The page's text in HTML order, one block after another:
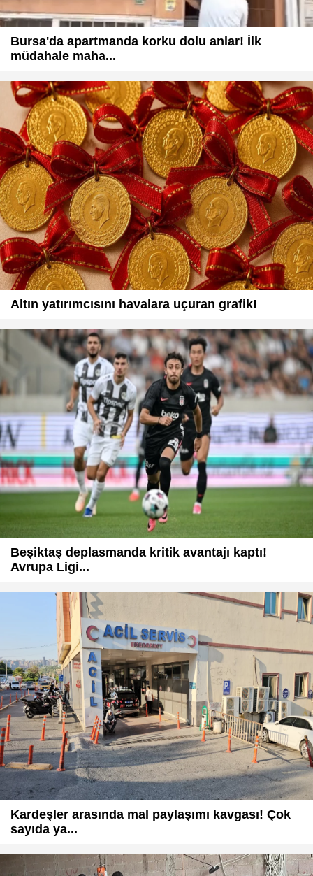
Bursa'da apartmanda korku dolu anlar! İlk
müdahale maha...
Altın yatırımcısını havalara uçuran grafik!
Beşiktaş deplasmanda kritik avantajı kaptı!
Avrupa Ligi...
Kardeşler arasında mal paylaşımı kavgası! Çok
sayıda ya...